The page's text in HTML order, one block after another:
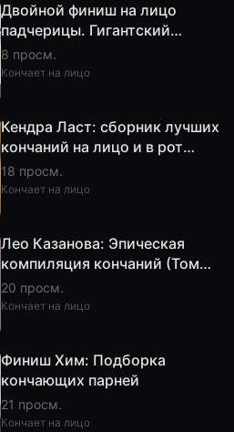
Двойной финиш на лицо
падчерицы. Гигантский
выстрел спермы
8 просм.
Кончает на лицо
Кендра Ласт: сборник лучших
кончаний на лицо и в рот
(часть 2, HD)
18 просм.
Кончает на лицо
Лео Казанова: Эпическая
компиляция кончаний (Том
12, Часть 2)
20 просм.
Кончает на лицо
Финиш Хим: Подборка
кончающих парней
21 просм.
Кончает на лицо